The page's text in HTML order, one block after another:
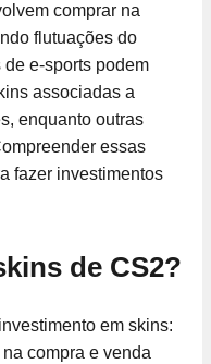
comprar na
flutuações do
e-sports podem
associadas a
enquanto outras
essas
fazer investimentos
de CS2?
em skins:
compra e venda